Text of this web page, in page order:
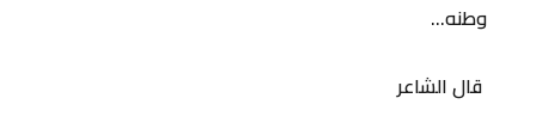
وطنه…
قال الشاعر